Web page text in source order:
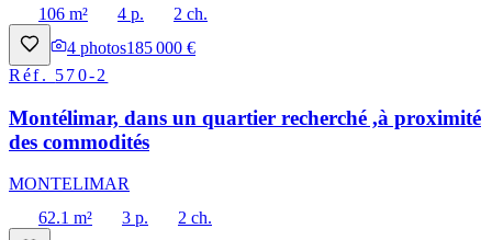
106 m²
4 p.
2 ch.
4 photos185 000 €
Réf. 570-2
Montélimar, dans un quartier recherché ,à proximité
des commodités
MONTELIMAR
62.1 m²
3 p.
2 ch.